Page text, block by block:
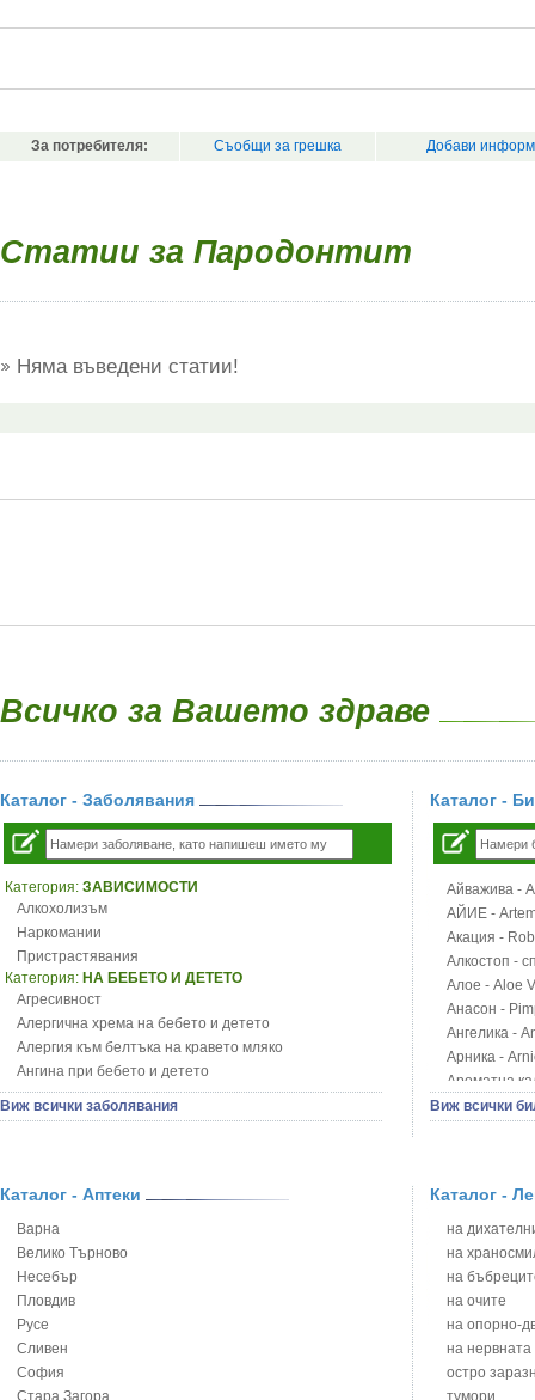
За потребителя: Съобщи за грешка Добави
Статии за Пародонтит
Няма въведени статии!
Всичко за Вашето здраве
Каталог - Заболявания
Категория: ЗАВИСИМОСТИ
Алкохолизъм
Наркомании
Пристрастявания
Категория: НА БЕБЕТО И ДЕТЕТО
Агресивност
Алергична хрема на бебето и детето
Алергия към белтъка на кравето мляко
Ангина при бебето и детето
Анемия при бебето и детето
Апетит - пълни деца
Бронхиална астма при бебето и детето
Варицела
Висока температура на бебето и детето
Възпаление на ушите на бебето и детето
Глисти
Грижа за пъпа на новороденото
Грип при бебето и детето
Гърч
Виж всички заболявания
Каталог -
Айважива -
АЙИЕ -
Акация -
Алкостоп -
Алое - Aloe
Анасон -
Ангелика -
Арника -
Ароматна
Арония -
Блатен
Блян
Бобови
Божур -
Борови
Босилек -
Брей -
Брош -
Бръшлян -
Виж всички
Каталог - Аптеки
Варна
Велико Търново
Несебър
Пловдив
Русе
Сливен
София
Стара Загора
Каталог -
на
на
на
на очите
на опорно-
на нервната
остро
тумори